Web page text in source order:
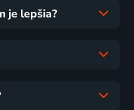
je lepšia?